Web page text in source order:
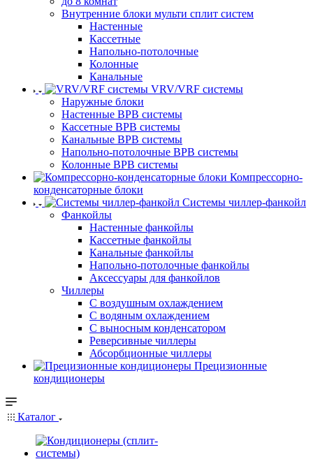
Внутренние блоки мульти сплит систем
Настенные
Кассетные
Напольно-потолочные
Колонные
Канальные
VRV/VRF системы
Наружные блоки
Настенные ВРВ системы
Кассетные ВРВ системы
Канальные ВРВ системы
Напольно-потолочные ВРВ системы
Колонные ВРВ системы
Компрессорно-
конденсаторные блоки
Системы чиллер-фанкойл
Фанкойлы
Настенные фанкойлы
Кассетные фанкойлы
Канальные фанкойлы
Напольно-потолочные фанкойлы
Аксессуары для фанкойлов
Чиллеры
С воздушным охлаждением
С водяным охлаждением
С выносным конденсатором
Реверсивные чиллеры
Абсорбционные чиллеры
Прецизионные
кондиционеры
Каталог